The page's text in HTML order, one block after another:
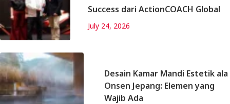
Success dari ActionCOACH Global
July 24, 2026
Desain Kamar Mandi Estetik ala
Onsen Jepang: Elemen yang
Wajib Ada